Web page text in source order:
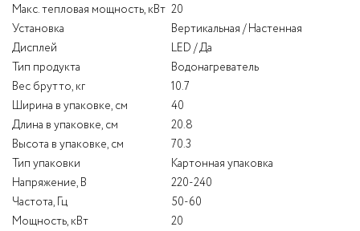
Макс. тепловая мощность, кВт 20
Установка
Вертикальная / Настенная
Дисплей
LED / Да
Тип продукта
Водонагреватель
Вес брутто, кг
10.7
Ширина в упаковке, см
40
Длина в упаковке, см
20.8
Высота в упаковке, см
70.3
Тип упаковки
Картонная упаковка
Напряжение, В
220-240
Частота, Гц
50-60
Мощность, кВт
20